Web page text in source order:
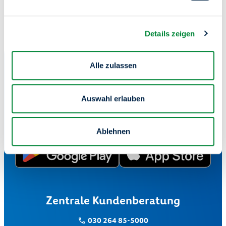
Details zeigen
Alle zulassen
Auswahl erlauben
Ablehnen
kieze/wohnungsbau/neubau/marzahner-promenade-7
Serviceportal "Meine degewo"
24/7 für Sie da
oder unterwegs.
Mieter-Login
Zentrale Kundenberatung
030 264 85-5000